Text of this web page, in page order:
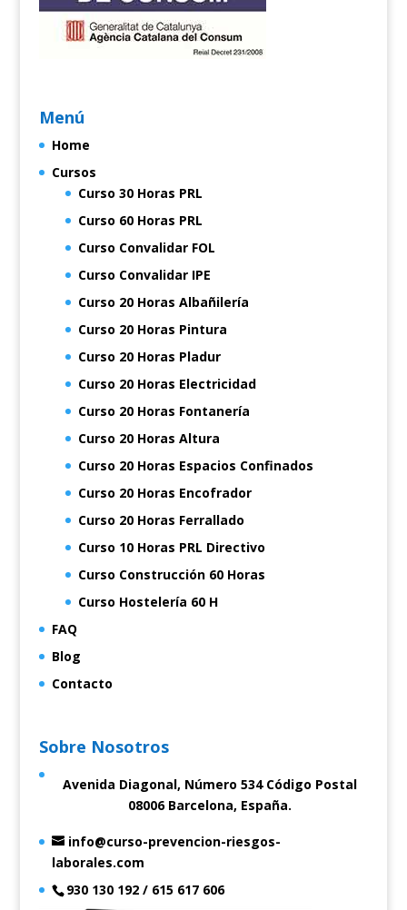
Menú
Home
Cursos
Curso 30 Horas PRL
Curso 60 Horas PRL
Curso Convalidar FOL
Curso Convalidar IPE
Curso 20 Horas Albañilería
Curso 20 Horas Pintura
Curso 20 Horas Pladur
Curso 20 Horas Electricidad
Curso 20 Horas Fontanería
Curso 20 Horas Altura
Curso 20 Horas Espacios Confinados
Curso 20 Horas Encofrador
Curso 20 Horas Ferrallado
Curso 10 Horas PRL Directivo
Curso Construcción 60 Horas
Curso Hostelería 60 H
FAQ
Blog
Contacto
Sobre Nosotros
Avenida Diagonal, Número 534 Código Postal
08006 Barcelona, España.
info@curso-prevencion-riesgos-
laborales.com
930 130 192 / 615 617 606